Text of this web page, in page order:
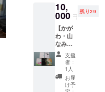
バル(大分)
術スター誕
生 " in 京都
（京都）
2011 すみだ
川アートプ
ロジェクト
2011「江戸
門でも
芸術専
なく 香
川県
民、も
しくは
綾川町
民の住
民達。
素人な
サイズ
展開：
S, M, L
・カ
ラー展
開：黒
※サイズ
に選択
肢があ
る場
合、オ
10,
000 円
残り29
【かが
わ・山
なみ芸
術祭作
品集 5
冊 1
セット
（2016
支援
者：
1人
お届
け予